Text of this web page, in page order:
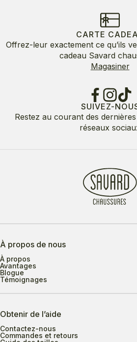
CARTE
Offrez-leur exactement ce qu’ils
cadeau Savard
Magasiner
SUIVEZ-
Restez au courant des
réseaux
À propos de nous
À propos
Avantages
Blogue
Témoignages
Obtenir de l’aide
Contactez-nous
Commandes et retours